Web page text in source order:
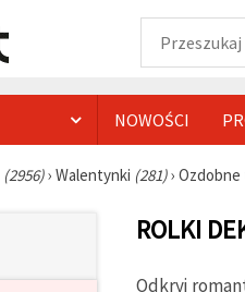
NOWOŚCI
(2956)› Walentynki (281)› Ozdobne
ROLKI
Odkryj